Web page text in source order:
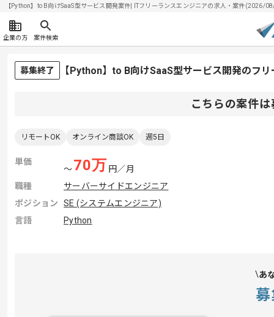
【Python】to B向けSaaS型サービス開発案件| ITフリーランスエンジニアの求人・案件(2026/
企業の方 案件検索
募集終了 【Python】to B向けSaaS型サービス開発のフ
こちらの案件
リモートOK オンライン商談OK 週5日
単価
〜70万 円／月
職種
サーバーサイドエンジニア
ポジション
SE (システムエンジニア)
言語
Python
あ